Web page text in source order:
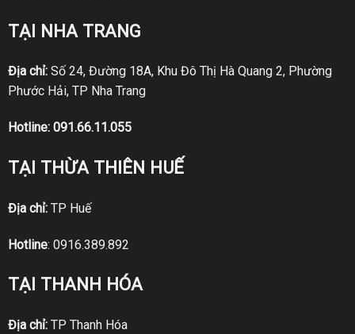
TẠI NHA TRANG
Địa chỉ:Số 24, Đường 18A, Khu Đô Thị Hà Quang 2, Phường
Phước Hải, TP Nha Trang
Hotline: 091.66.11.055
TẠI THỪA THIÊN HUẾ
Địa chỉ:TP Huế
Hotline: 0916.389.892
TẠI THANH HÓA
Địa chỉ:TP Thanh Hóa